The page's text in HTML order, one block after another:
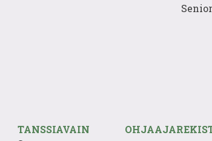
TANSSIAVAIN